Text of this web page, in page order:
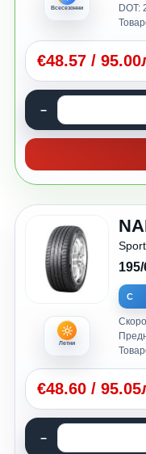
Всесезонни
DOT:
€48.57 /
Летни
C
€48.60 /